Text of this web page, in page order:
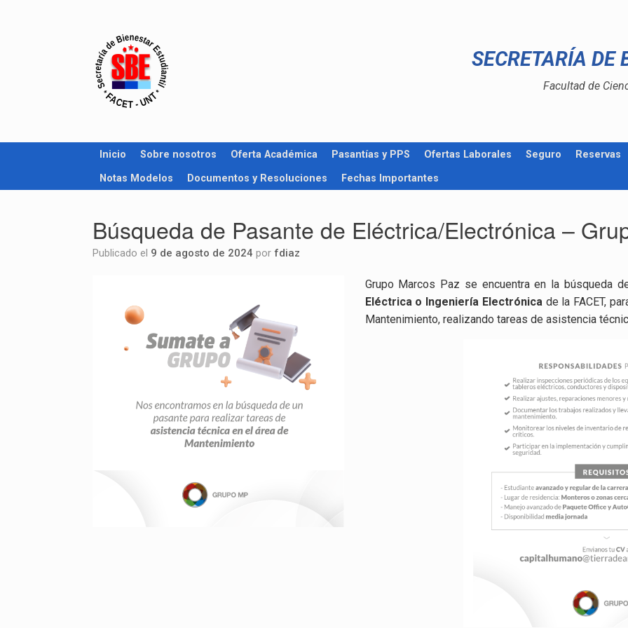
SECRETARÍA DE
Facultad de
Inicio Sobre nosotros Oferta Académica Pasantías y PPS Ofertas Laborales Seguro Reservas
Notas Modelos Documentos y Resoluciones Fechas Importantes
Búsqueda de Pasante de Eléctrica/Electrónica –
Publicado el 9 de agosto de 2024 por fdiaz
Grupo Marcos Paz se encuentra en la búsqueda
Eléctrica o Ingeniería Electrónicade la FACET,
Mantenimiento, realizando tareas de asistencia